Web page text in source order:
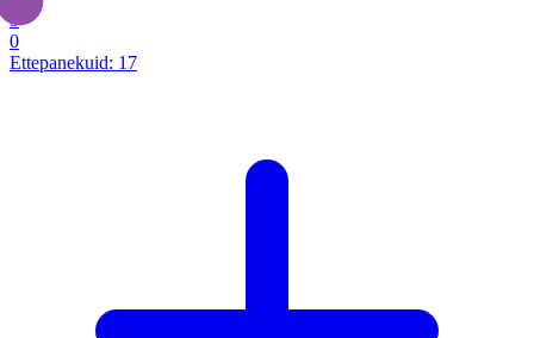
3
0
Ettepanekuid: 17